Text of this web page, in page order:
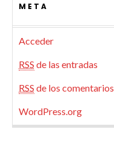
META
Acceder
RSS de las entradas
RSS de los comentarios
WordPress.org